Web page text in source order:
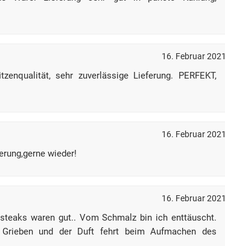
16. Februar 2021
sehr zuverlässige Lieferung. PERFEKT,
16. Februar 2021
wieder!
16. Februar 2021
waren gut.. Vom Schmalz bin ich enttäuscht.
und der Duft fehrt beim Aufmachen des